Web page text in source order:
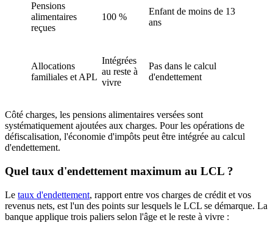
Pensions
alimentaires
reçues
100 %
Enfant de moins de 13
ans
Allocations
familiales et APL
Intégrées
au reste à
vivre
Pas dans le calcul
d'endettement
Côté charges, les pensions alimentaires versées sont
systématiquement ajoutées aux charges. Pour les opérations de
défiscalisation, l'économie d'impôts peut être intégrée au calcul
d'endettement.
Quel taux d'endettement maximum au LCL ?
Le taux d'endettement, rapport entre vos charges de crédit et vos
revenus nets, est l'un des points sur lesquels le LCL se démarque. La
banque applique trois paliers selon l'âge et le reste à vivre :